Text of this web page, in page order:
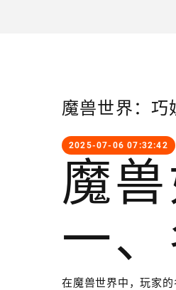
魔兽世界：巧
2025-07-06 07:32:42
魔
一
在魔兽世界中，玩家